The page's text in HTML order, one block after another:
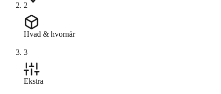
2
Hvad & hvornår
3
Ekstra